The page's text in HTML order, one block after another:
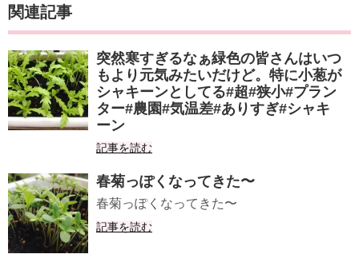
関連記事
突然寒すぎるなぁ緑色の皆さんはいつ
もより元気みたいだけど。特に小葱が
シャキーンとしてる#超#狭小#プラン
ター#農園#気温差#ありすぎ#シャキ
ーン
記事を読む
春菊っぽくなってきた〜
春菊っぽくなってきた〜
記事を読む